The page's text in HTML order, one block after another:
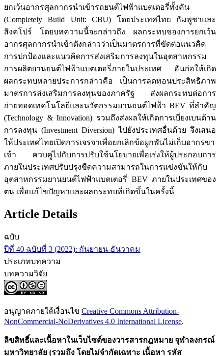
ยกเว้นอากรศุลกากรนำเข้ารถยนต์ไฟฟ้าแบตเตอรี่ทั้งคัน
(Completely Build Unit: CBU) โดยประเทศไทย กัมพูชาและ
สิงคโปร์ โดยบทความนี้จะกล่าวถึง ผลกระทบของการยกเว้น
อากรศุลกากรนำเข้าดังกล่าวว่าเป็นมาตรการที่ขัดต่อแนวคิด
การปกป้องและแนวคิดการส่งเสริมการลงทุนในอุตสาหกรรม
การผลิตยานยนต์ไฟฟ้าแบตเตอรี่ภายในประเทศ อันก่อให้เกิด
ผลกระทบหลายประการกล่าวคือ เป็นการลดทอนประสิทธิภาพ
มาตรการส่งเสริมการลงทุนของภาครัฐ ส่งผลกระทบต่อการ
ถ่ายทอดเทคโนโลยีและนวัตกรรมยานยนต์ไฟฟ้า BEV ที่สำคัญ
(Technology & Innovation) รวมถึงส่งผลให้เกิดการเบี่ยงเบนด้าน
การลงทุน (Investment Diversion) ไปยังประเทศอื่นด้วย จึงเสนอ
ให้ประเทศไทยเปิดการเจรจาเพื่อยกเลิกข้อผูกพันไม่เก็บอากรขา
เข้า ควบคู่ไปกับการปรับใช้นโยบายเพื่อเร่งให้ผู้ประกอบการ
ภายในประเทศปรับปรุงขีดความสามารถในการแข่งขันให้กับ
อุตสาหกรรมยานยนต์ไฟฟ้าแบตเตอรี่ BEV ภายในประเทศของ
ตน เพื่อแก้ไขปัญหาและผลกระทบที่เกิดขึ้นในครั้งนี้
Article Details
ฉบับ
ปีที่ 40 ฉบับที่ 3 (2022): กันยายน-ธันวาคม
ประเภทบทความ
บทความวิจัย
อนุญาตภายใต้เงื่อนไข Creative Commons Attribution-
NonCommercial-NoDerivatives 4.0 International License.
ลิขสิทธิ์และเนื้อหาในเว็บไซต์ของวารสารกฎหมาย จุฬาลงกรณ์
มหาวิทยาลัย (รวมถึง โดยไม่จำกัดเฉพาะ เนื้อหา รหัส